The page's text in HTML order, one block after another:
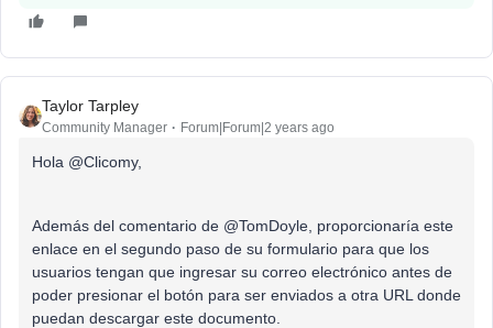
Taylor Tarpley
Community Manager Forum|Forum|2 years ago
Hola @Clicomy,
Además del comentario de @TomDoyle, proporcionaría este
enlace en el segundo paso de su formulario para que los
usuarios tengan que ingresar su correo electrónico antes de
poder presionar el botón para ser enviados a otra URL donde
puedan descargar este documento.